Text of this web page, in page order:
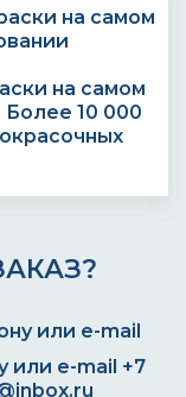
на самом
10 000
или e-mail +7